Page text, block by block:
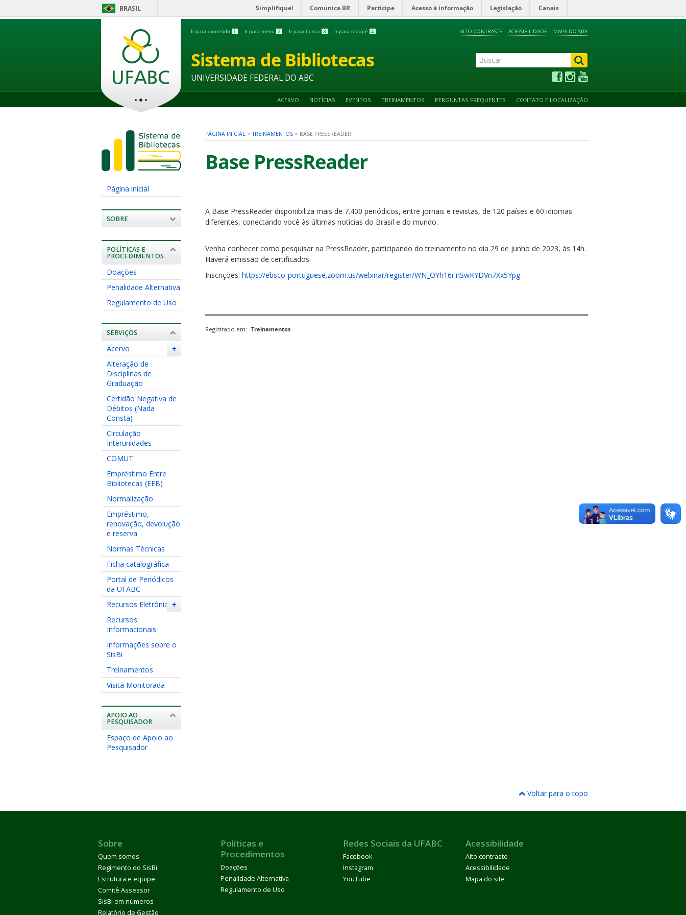
BRASIL Simplifique! Comunica BR Participe Acesso à informação Legislação Canais
Ir para conteúdo 1 Ir para menu 2 Ir para busca 3 Ir para rodapé 4 ALTO CONTRASTE ACESSIBILIDADE MAPA DO SITE
Sistema de Bibliotecas
UNIVERSIDADE FEDERAL DO ABC
ACERVO NOTÍCIAS EVENTOS TREINAMENTOS PERGUNTAS FREQUENTES CONTATO E LOCALIZAÇÃO
Página inicial
SOBRE
POLÍTICAS E
PROCEDIMENTOS
Doações
Penalidade Alternativa
Regulamento de Uso
SERVIÇOS
+
Acervo
Alteração de
Disciplinas de
Graduação
Certidão Negativa de
Débitos (Nada
Consta)
Circulação
Interunidades
COMUT
Empréstimo Entre
Bibliotecas (EEB)
Normalização
Empréstimo,
renovação, devolução
e reserva
Normas Técnicas
Ficha catalográfica
Portal de Periódicos
da UFABC
+
Recursos Eletrônicos
Recursos
Informacionais
Informações sobre o
SisBi
Treinamentos
Visita Monitorada
APOIO AO
PESQUISADOR
Espaço de Apoio ao
Pesquisador
PÁGINA INICIAL >TREINAMENTOS > BASE PRESSREADER
Base PressReader
A Base PressReader disponibiliza mais de 7.400 periódicos, entre jornais e revistas, de 120 países e 60 idiomas
diferentes, conectando você às últimas notícias do Brasil e do mundo.
Venha conhecer como pesquisar na PressReader, participando do treinamento no dia 29 de junho de 2023, às 14h.
Haverá emissão de certificados.
Inscrições: https://ebsco-portuguese.zoom.us/webinar/register/WN_OYh16i-nSwKYDVn7Xx5Ypg
Registrado em: Treinamentos
Voltar para o topo
Sobre
Quem somos
Regimento do SisBi
Estrutura e equipe
Comitê Assessor
SisBi em números
Relatório de Gestão
Políticas e
Procedimentos
Doações
Penalidade Alternativa
Regulamento de Uso
Redes Sociais da UFABC
Facebook
Instagram
YouTube
Acessibilidade
Alto contraste
Acessibilidade
Mapa do site